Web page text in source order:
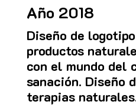
Año 2018
Diseño de
productos
con el mundo del
sanación. Diseño
terapias